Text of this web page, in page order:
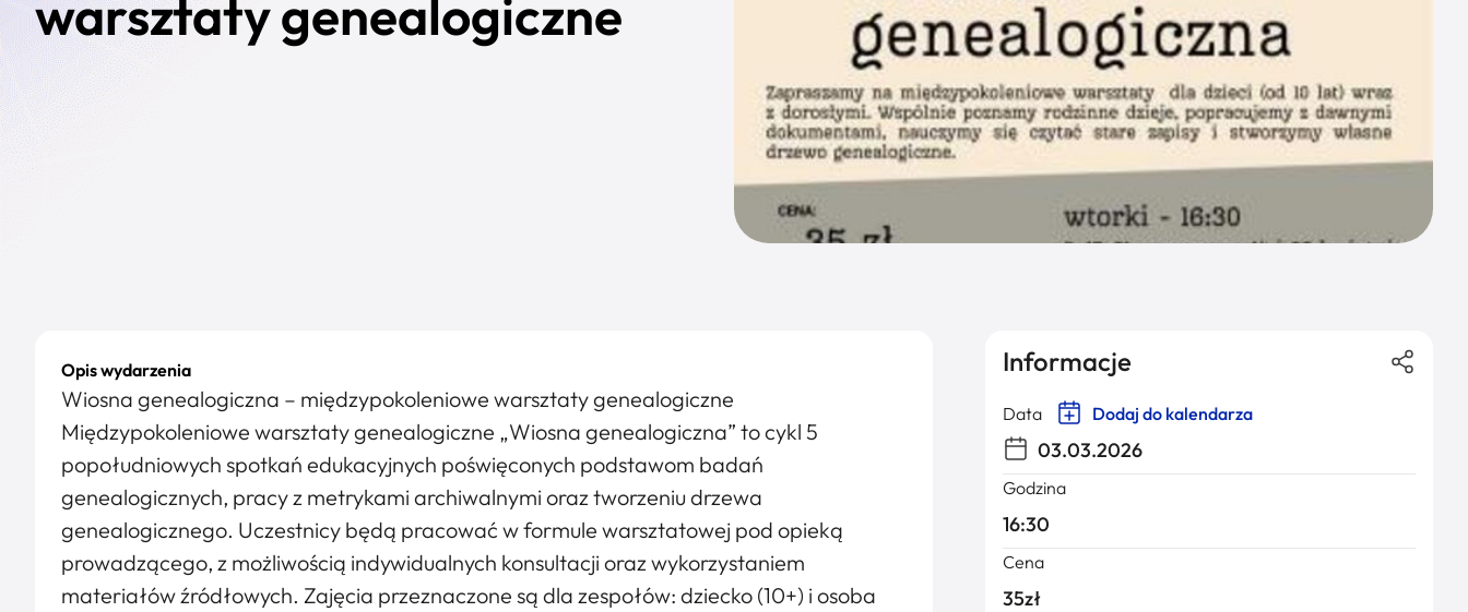
warsztaty genealogiczne
Opis wydarzenia
Wiosna genealogiczna – międzypokoleniowe warsztaty genealogiczne
Międzypokoleniowe warsztaty genealogiczne „Wiosna genealogiczna” to cykl 5
popołudniowych spotkań edukacyjnych poświęconych podstawom badań
genealogicznych, pracy z metrykami archiwalnymi oraz tworzeniu drzewa
genealogicznego. Uczestnicy będą pracować w formule warsztatowej pod opieką
prowadzącego, z możliwością indywidualnych konsultacji oraz wykorzystaniem
materiałów źródłowych. Zajęcia przeznaczone są dla zespołów: dziecko (10+) i osoba
Informacje
Data Dodaj do kalendarza
03.03.2026
Godzina
16:30
Cena
35zł